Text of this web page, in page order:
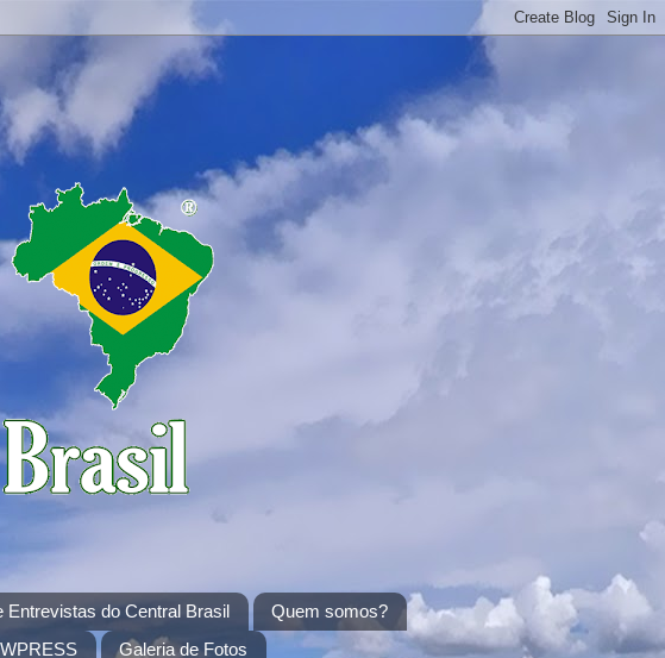
Entrevistas do Central Brasil
Quem somos?
Galeria de Fotos